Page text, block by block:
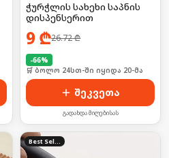
ჭურჭლის სახეხი საპნის
დისპენსერით
9 ₾26.72₾
-66%
🛒 ბოლო 24სთ-ში იყიდა 20-მა
შეკვეთა
გადახდა მიღებისას
Best Seller